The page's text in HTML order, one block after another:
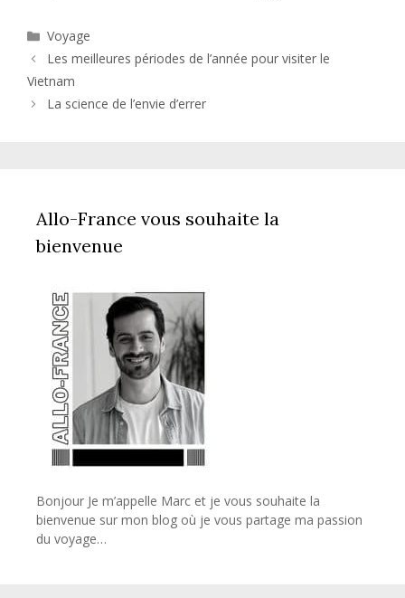
Catégories
Voyage
Les meilleures périodes de l’année pour visiter le
Vietnam
La science de l’envie d’errer
Allo-France vous souhaite la
bienvenue
Bonjour Je m’appelle Marc et je vous souhaite la
bienvenue sur mon blog où je vous partage ma passion
du voyage…